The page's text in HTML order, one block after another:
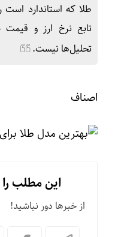
طلا که استاندارد
تابع نرخ ارز و
تحلیل‌ها نیست.
اصناف
این مطلب را
از خبرها دور نباشید!